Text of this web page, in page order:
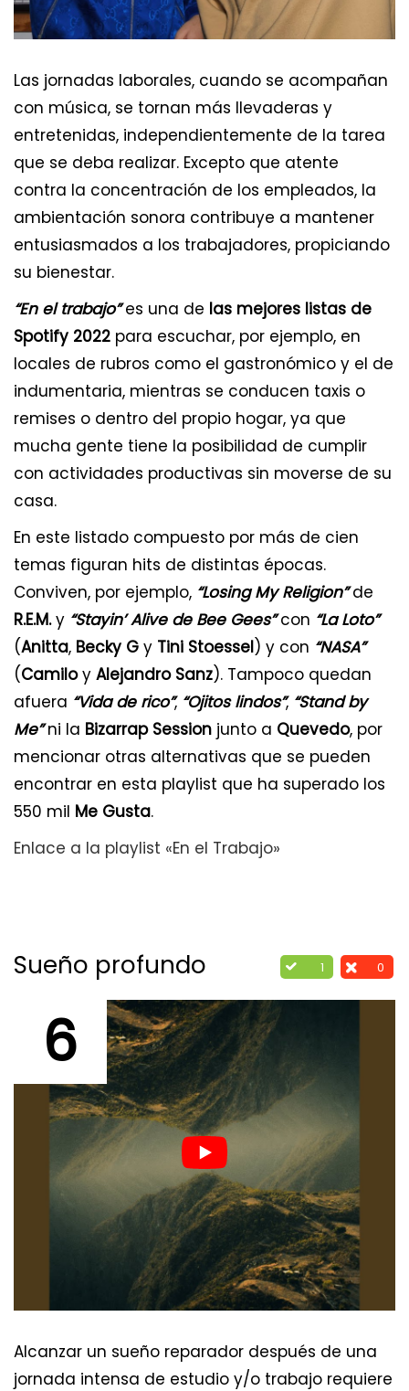
Las jornadas laborales, cuando se acompañan
con música, se tornan más llevaderas y
entretenidas, independientemente de la tarea
que se deba realizar. Excepto que atente
contra la concentración de los empleados, la
ambientación sonora contribuye a mantener
entusiasmados a los trabajadores, propiciando
su bienestar.
“En el trabajo”es una de las mejores listas de
Spotify 2022 para escuchar, por ejemplo, en
locales de rubros como el gastronómico y el de
indumentaria, mientras se conducen taxis o
remises o dentro del propio hogar, ya que
mucha gente tiene la posibilidad de cumplir
con actividades productivas sin moverse de su
casa.
En este listado compuesto por más de cien
temas figuran hits de distintas épocas.
Conviven, por ejemplo, “Losing My Religion”de
R.E.M.y “Stayin’ Alive de Bee Gees”con “La Loto”
(Anitta, Becky G y Tini Stoessel) y con “NASA”
(Camiloy Alejandro Sanz). Tampoco quedan
afuera “Vida de rico”, “Ojitos lindos”, “Stand by
Me”ni la Bizarrap Session junto a Quevedo, por
mencionar otras alternativas que se pueden
encontrar en esta playlist que ha superado los
550 mil Me Gusta.
Enlace a la playlist «En el Trabajo»
1 0
Sueño profundo
6
Alcanzar un sueño reparador después de una
jornada intensa de estudio y/o trabajo requiere